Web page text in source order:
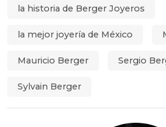
la historia de Berger Joyeros
la mejor joyería de México
Mauricio Berger Sergio
Sylvain Berger